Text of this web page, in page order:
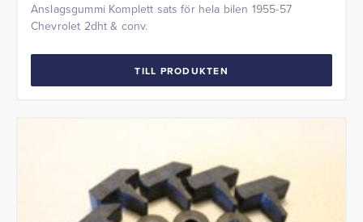
Anslagsgummi Komplett sats för hela bilen 1955-57
Chevrolet 2dht & conv.
TILL PRODUKTEN